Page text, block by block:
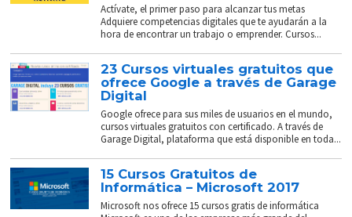
Actívate, el primer paso para alcanzar tus metas
Adquiere competencias digitales que te ayudarán a la
hora de encontrar un trabajo o emprender. Cursos...
23 Cursos virtuales gratuitos que
ofrece Google a través de Garage
Digital
Google ofrece para sus miles de usuarios en el mundo,
cursos virtuales gratuitos con certificado. A través de
Garage Digital, plataforma que está disponible en toda...
15 Cursos Gratuitos de
Informática – Microsoft 2017
Microsoft nos ofrece 15 cursos gratis de informática